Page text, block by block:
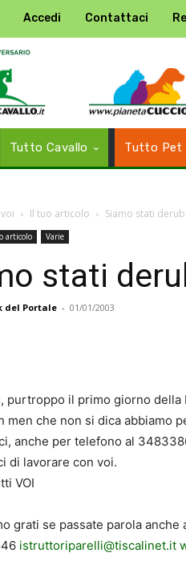
Accedi Contattaci
Tutto Cavallo Tutto Pet
Il tuo articolo Siamo stati
articolo Varie
stati
del Portale - 01/01/2003
purtroppo il primo giorno
men che non si dica abbiamo
anche per telefono al
di lavorare con voi.
VOI
grati se passate parola
istruttoriparelli@tiscalinet.it